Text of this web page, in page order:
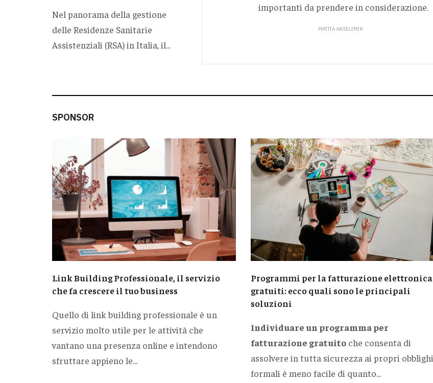
Nel panorama della gestione
delle Residenze Sanitarie
Assistenziali (RSA) in Italia, il...
importanti da prendere in considerazione.
MATTIA ANSELIMIN
SPONSOR
Link Building Professionale, il servizio
che fa crescere il tuo business
Quello di link building professionale è un
servizio molto utile per le attività che
vantano una presenza online e intendono
sfruttare appieno le...
Programmi per la fatturazione elettronica
gratuiti: ecco quali sono le principali
soluzioni
Individuare un programma per
fatturazione gratuito che consenta di
assolvere in tutta sicurezza ai propri obblighi
formali è meno facile di quanto...